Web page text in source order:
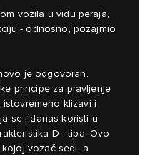
vozila u vidu peraja,
- odnosno, pozajmio
je odgovoran.
principe za pravljenje
klizavi i
se i danas koristi u
D ‑ tipa. Ovo
vozač sedi, a